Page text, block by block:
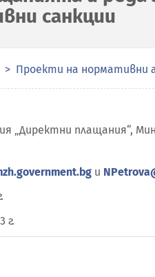
санкции
Проекти на нормативни
„Директни плащания“,
и
г.